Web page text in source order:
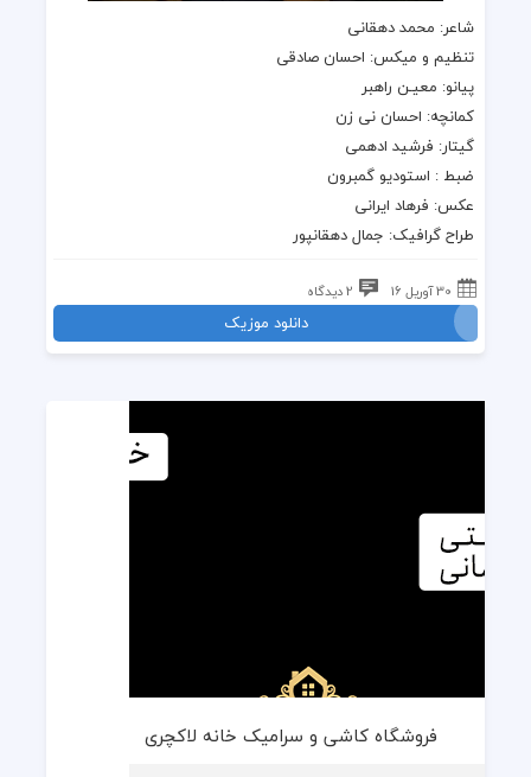
شاعر: محمد دهقانی
تنظیم و میکس: احسان صادقی
پیانو: معیـن راهبر
کمانچه: احسان نی زن
گیتار: فرشید ادهمی
ضبط : استودیو گمبرون
عکس: فرهاد ایرانی
طراح گرافیک: جمال دهقانپور
30 آوریل 16 2 دیدگاه
دانلود موزیک
فروشگاه کاشی و سرامیک خانه لاکچری